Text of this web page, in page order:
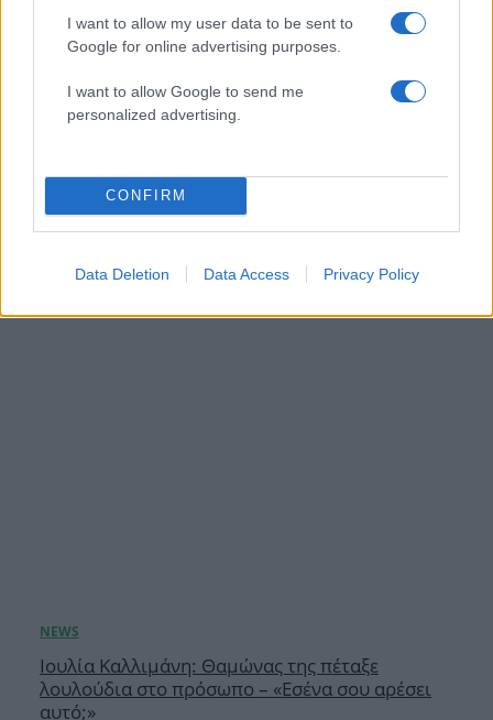
I want to allow my user data to be sent to
Google for online advertising purposes.
I want to allow Google to send me
personalized advertising.
CONFIRM
Data Deletion Data Access Privacy Policy
Ευρυδίκη Βαλαβάνη – Γρηγόρης Μόργκαν:
Οικογενειακές διακοπές με camping στη Βόρεια
Εύβοια με τον ενός έτους γιο τους
Ιουλία Καλλιμάνη: Θαμώνας της πέταξε
λουλούδια στο πρόσωπο – «Εσένα σου αρέσει
αυτό;»